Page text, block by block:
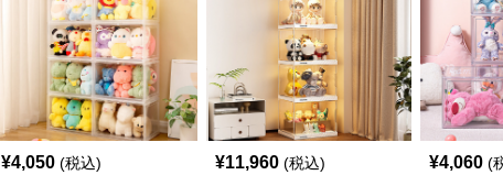
¥4,050 (税込) ¥11,960 (税込) ¥4,060 (